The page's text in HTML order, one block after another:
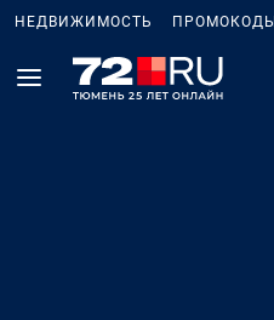
НЕДВИЖИМОСТЬ ПРОМОКОДЫ